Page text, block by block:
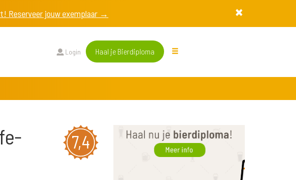
Reserveer jouw exemplaar →
Login Haal je Bierdiploma
7,4